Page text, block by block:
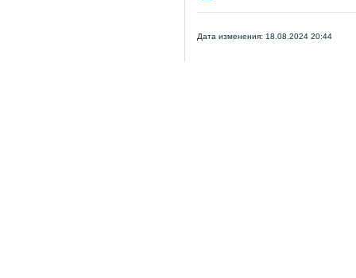
Дата изменения: 18.08.2024 20:44